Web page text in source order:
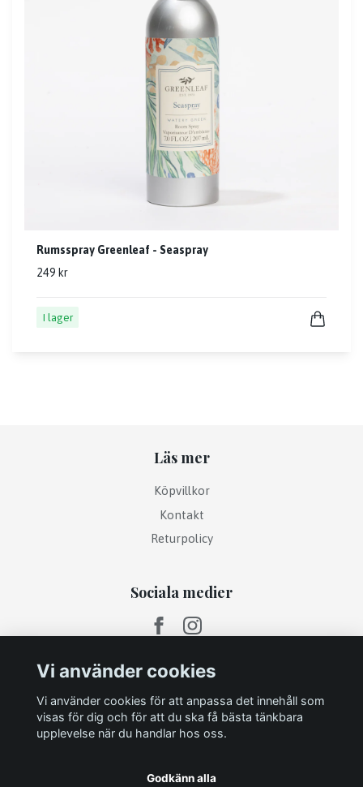
Rumsspray Greenleaf - Seaspray
249 kr
I lager
Läs mer
Köpvillkor
Kontakt
Returpolicy
Sociala medier
Vi använder cookies
Vi använder cookies för att anpassa det innehåll som
visas för dig och för att du ska få bästa tänkbara
upplevelse när du handlar hos oss.
Godkänn alla